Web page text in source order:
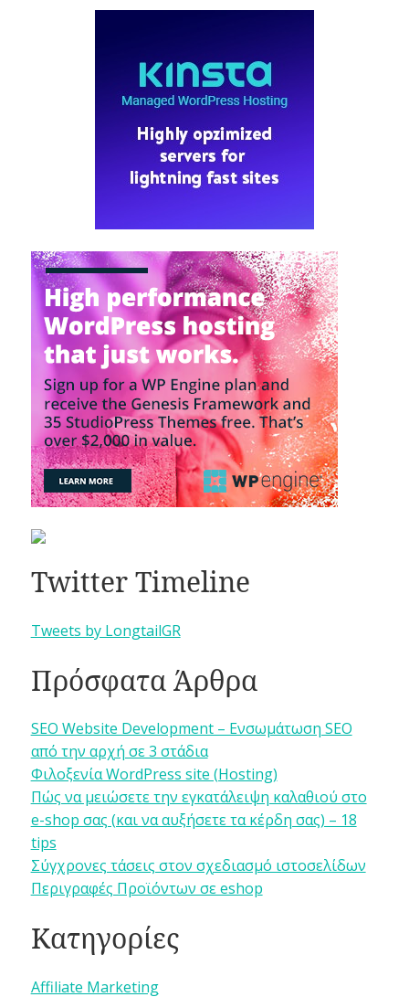
Twitter Timeline
Tweets by LongtailGR
Πρόσφατα Άρθρα
SEO Website Development – Ενσωμάτωση SEO
από την αρχή σε 3 στάδια
Φιλοξενία WordPress site (Hosting)
Πώς να μειώσετε την εγκατάλειψη καλαθιού στο
e-shop σας (και να αυξήσετε τα κέρδη σας) – 18
tips
Σύγχρονες τάσεις στον σχεδιασμό ιστοσελίδων
Περιγραφές Προϊόντων σε eshop
Κατηγορίες
Affiliate Marketing